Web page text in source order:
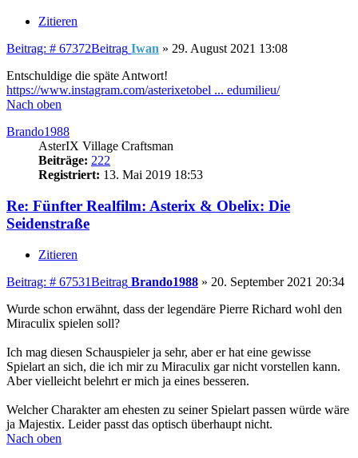
Zitieren
Beitrag: # 67372Beitrag Iwan » 29. August 2021 13:08
Entschuldige die späte Antwort!
https://www.instagram.com/asterixetobel ... edumilieu/
Nach oben
Brando1988
AsterIX Village Craftsman
Beiträge: 222
Registriert: 13. Mai 2019 18:53
Re: Fünfter Realfilm: Asterix & Obelix: Die
Seidenstraße
Zitieren
Beitrag: # 67531Beitrag Brando1988 » 20. September 2021 20:34
Wurde schon erwähnt, dass der legendäre Pierre Richard wohl den
Miraculix spielen soll?
Ich mag diesen Schauspieler ja sehr, aber er hat eine gewisse
Spielart an sich, die ich mir zu Miraculix gar nicht vorstellen kann.
Aber vielleicht belehrt er mich ja eines besseren.
Welcher Charakter am ehesten zu seiner Spielart passen würde wäre
ja Majestix. Leider passt das optisch überhaupt nicht.
Nach oben